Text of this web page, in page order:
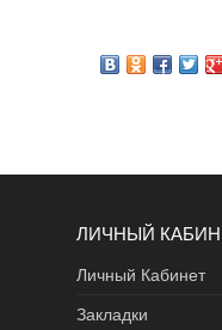
ЛИЧНЫЙ
Личный Кабинет
Закладки